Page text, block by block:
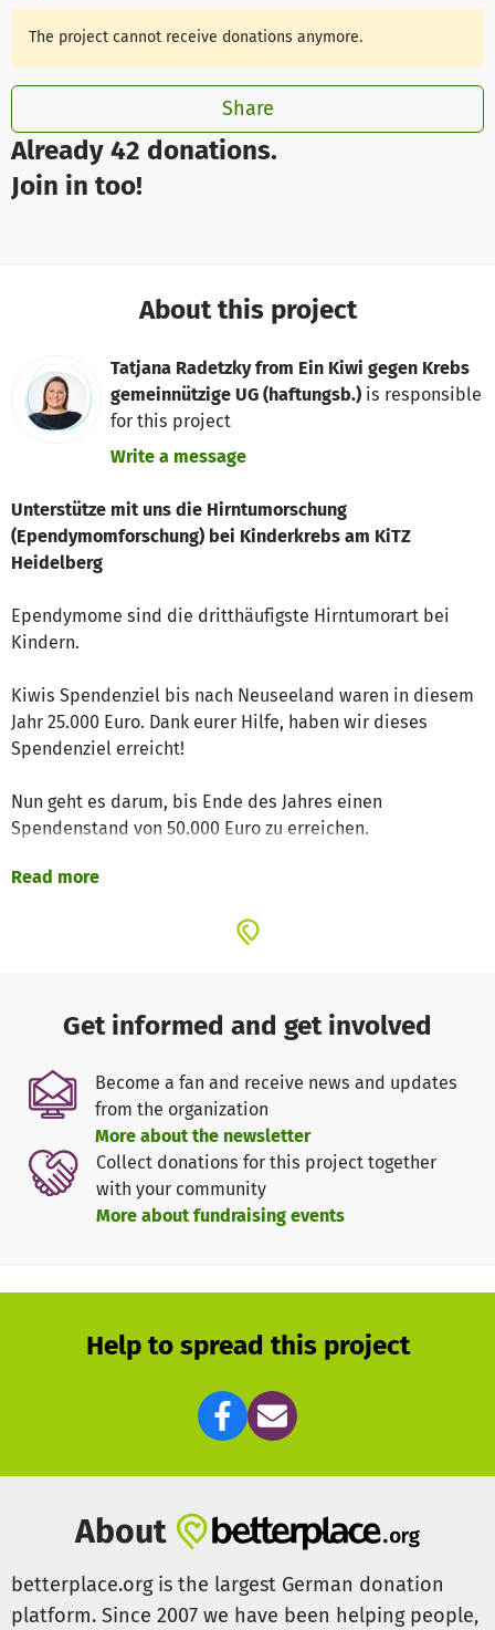
Already 42 donations.
Join in too!
The project cannot receive donations anymore.
Share
About this project
Tatjana Radetzky from Ein Kiwi gegen Krebs
gemeinnützige UG (haftungsb.) is responsible
for this project
Write a message
Unterstütze mit uns die Hirntumorschung
(Ependymomforschung) bei Kinderkrebs am KiTZ
Heidelberg
Ependymome sind die dritthäufigste Hirntumorart bei
Kindern.
Kiwis Spendenziel bis nach Neuseeland waren in diesem
Jahr 25.000 Euro. Dank eurer Hilfe, haben wir dieses
Spendenziel erreicht!
Nun geht es darum, bis Ende des Jahres einen
Spendenstand von 50.000 Euro zu erreichen.
Warum?
der Erforschung der Umgebung von Tumorzellen
verschiedene Signale dazu manipulieren, das
Tumorwachstum zu unterstützen. Ein besseres
Verständnis der Vorgänge in der Tumorumgebung könnte
zur Entwicklung von besseren Medikamenten für Kinder
mit Hirntumoren beitragen, ganz besonders, wenn der
Krebs nach einer ersten Therapie zurückkommt – denn
dann bleiben den Ärzten auch heute noch nur wenige
Möglichkeiten, die Hirntumoren erfolgreich zu bekämpfen.
heißt, wenn es keine Therapie bei einem Ependymom
Hilf mit bei unserem ganz großen Ziel: Eine Kindheit ohne
Eure Kiwis
Read more
Get informed and get involved
Become a fan and receive news and updates
from the organization
More about the newsletter
Collect donations for this project together
with your community
More about fundraising events
Help to spread this project
About
betterplace.org is the largest German donation
platform. Since 2007 we have been helping people,